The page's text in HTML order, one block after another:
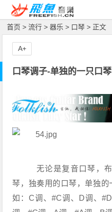
首页 >流行 >器乐 > 口琴 > 正文
口琴调子-单独的一只口
无论是复音口琴，
琴，独奏用的口琴，单独的
如：C调、#C调、D调、
A+